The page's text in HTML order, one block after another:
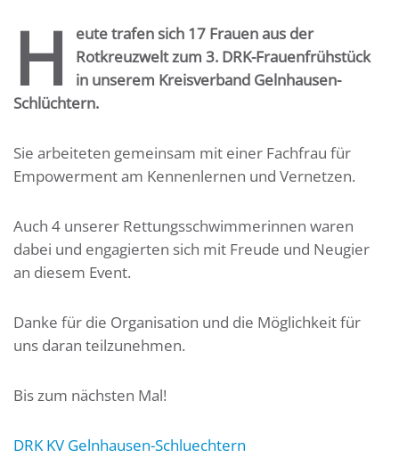
H
eute trafen sich 17 Frauen aus der
Rotkreuzwelt zum 3. DRK-Frauenfrühstück
in unserem Kreisverband Gelnhausen-
Schlüchtern.
Sie arbeiteten gemeinsam mit einer Fachfrau für
Empowerment am Kennenlernen und Vernetzen.
Auch 4 unserer Rettungsschwimmerinnen waren
dabei und engagierten sich mit Freude und Neugier
an diesem Event.
Danke für die Organisation und die Möglichkeit für
uns daran teilzunehmen.
Bis zum nächsten Mal!
DRK KV Gelnhausen-Schluechtern